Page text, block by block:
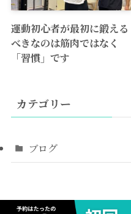
運動初心者が最初に鍛える
べきなのは筋肉ではなく
「習慣」です
カテゴリー
ブログ